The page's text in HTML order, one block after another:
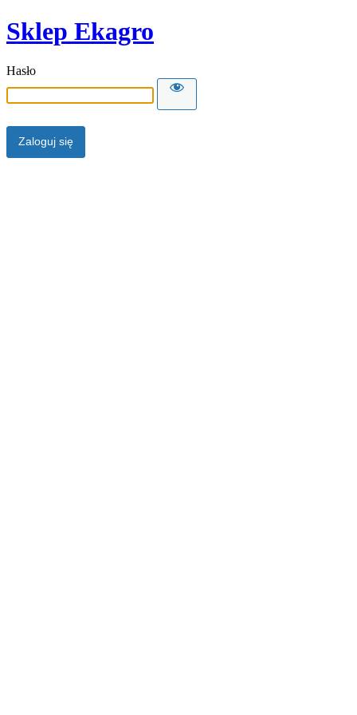
Sklep Ekagro
Hasło